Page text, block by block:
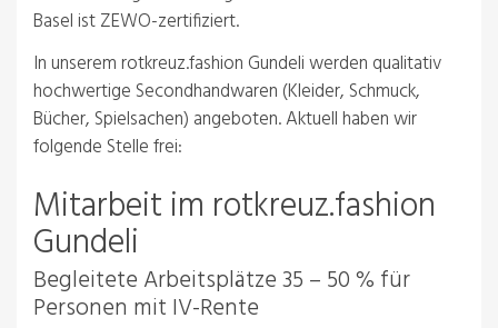
Basel ist ZEWO-zertifiziert.
In unserem rotkreuz.fashion Gundeli werden qualitativ
hochwertige Secondhandwaren (Kleider, Schmuck,
Bücher, Spielsachen) angeboten. Aktuell haben wir
folgende Stelle frei:
Mitarbeit im rotkreuz.fashion
Gundeli
Begleitete Arbeitsplätze 35 – 50 % für
Personen mit IV-Rente